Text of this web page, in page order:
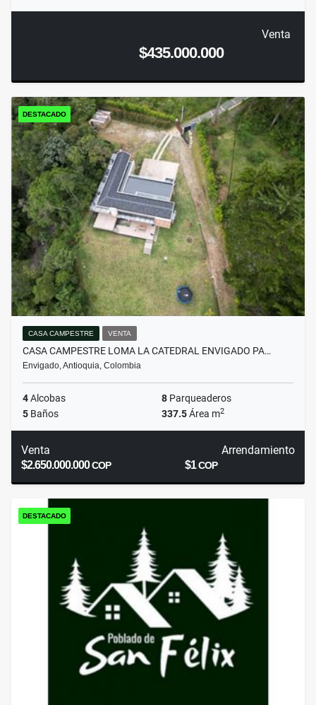
Venta
$435.000.000
DESTACADO
CASA CAMPESTRE VENTA
CASA CAMPESTRE LOMA LA CATEDRAL ENVIGADO PA…
Envigado, Antioquia, Colombia
4Alcobas 8 Parqueaderos
5 Baños 337.5Área m2
Venta
$2.650.000.000COP
Arrendamiento
$1COP
DESTACADO